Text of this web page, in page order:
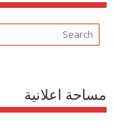
مساحة اعلانية